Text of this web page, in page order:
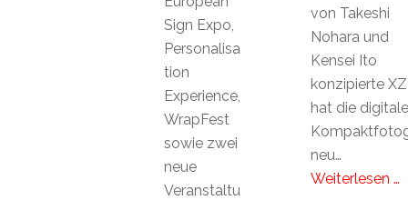
von Takeshi
Nohara und
Kensei Ito
konzipierte
hat die digitale
neu…
Weiterlesen …
Sign Expo,
Personalisa
tion
Experience,
WrapFest
sowie zwei
neue
Veranstaltu